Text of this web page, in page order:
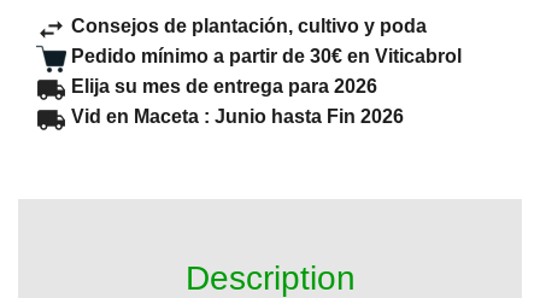
Consejos de plantación, cultivo y poda
Pedido mínimo a partir de 30€ en Viticabrol
Elija su mes de entrega para 2026
Vid en Maceta : Junio hasta Fin 2026
Description